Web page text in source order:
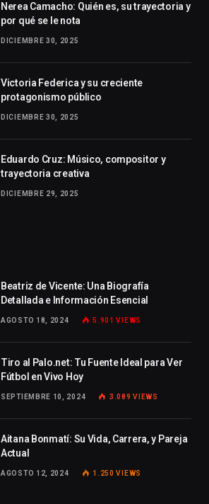
Nerea Camacho: Quién es, su trayectoria y
por qué se le nota
DICIEMBRE 30, 2025
Victoria Federica y su creciente
protagonismo público
DICIEMBRE 30, 2025
Eduardo Cruz: Músico, compositor y
trayectoria creativa
DICIEMBRE 29, 2025
Beatriz de Vicente: Una Biografía
Detallada e Información Esencial
AGOSTO 18, 2024 5.901VIEWS
Tiro al Palo.net: Tu Fuente Ideal para Ver
Fútbol en Vivo Hoy
SEPTIEMBRE 10, 2024 3.089VIEWS
Aitana Bonmatí: Su Vida, Carrera, y Pareja
Actual
AGOSTO 12, 2024 1.250VIEWS